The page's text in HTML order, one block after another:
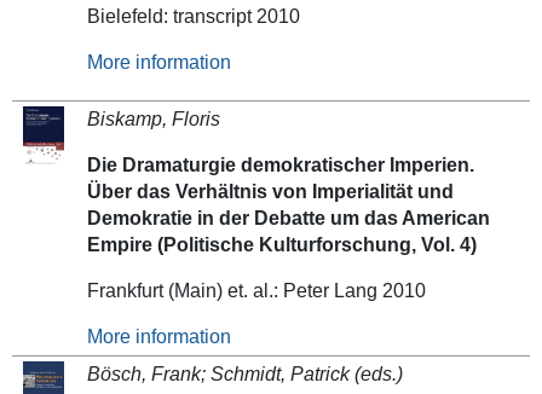
Bielefeld: transcript 2010
More information
Biskamp, Floris
Die Dramaturgie demokratischer Imperien.
Über das Verhältnis von Imperialität und
Demokratie in der Debatte um das American
Empire (Politische Kulturforschung, Vol. 4)
Frankfurt (Main) et. al.: Peter Lang 2010
More information
Bösch, Frank; Schmidt, Patrick (eds.)